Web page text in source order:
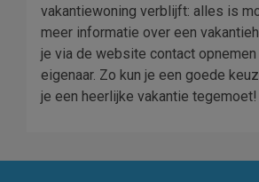
vakantiewoning verblijft: alles is
meer informatie over een
je via de website contact
eigenaar. Zo kun je een goede
je een heerlijke vakantie tegemoet!